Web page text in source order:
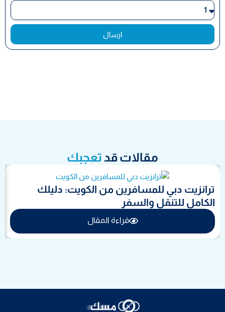
ارسال
مقالات قد تعجبك
ترانزيت دبي للمسافرين من الكويت: دليلك
الكامل للتنقل والسفر
قراءة المقال